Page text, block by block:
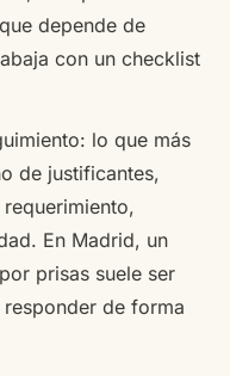
depende de
con un checklist
lo que más
de justificantes,
En Madrid, un
prisas suele ser
de forma